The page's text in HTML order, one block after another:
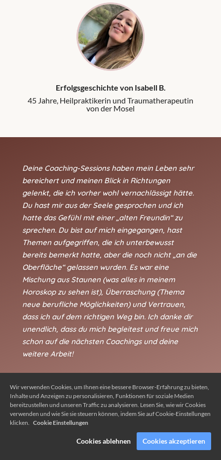
Erfolgsgeschichte von Isabell B.
45 Jahre, Heilpraktikerin und Traumatherapeutin
von der Mosel
Deine Coaching-Sessions haben mein Leben sehr
bereichert und meinen Blick in Richtungen
gelenkt, die ich vorher wohl vernachlässigt hätte.
Du hast mir aus der Seele gesprochen und ich
hatte das Gefühl mit einer „alten Freundin“ zu
sprechen. Du bist auf mich eingegangen, hast
Themen aufgegriffen, die ich unterbewusst
bereits bemerkt hatte, aber die noch nicht „an die
Oberfläche“ gelassen wurden. Es war eine
Mischung aus Staunen (was alles in meinem
Horoskop zu sehen ist), Überraschung (Thema
neue berufliche Möglichkeiten) und Vertrauen,
dass ich auf dem richtigen Weg bin. Ich danke dir
unendlich, dass du mich begleitest und freue mich
schon auf die nächsten Coachings und deine
weitere Arbeit!
Wir verwenden Cookies, um Ihnen eine bessere Browser-Erfahrung zu bieten,
Inhalte und Anzeigen zu personalisieren, Funktionen für soziale Medien
bereitzustellen und unseren Traffic zu analysieren. Lesen Sie, wie wir Cookies
verwenden und wie Sie sie steuern können, indem Sie auf Cookie-Einstellungen
klicken. Cookie Einstellungen
Cookies ablehnen Cookies akzeptieren